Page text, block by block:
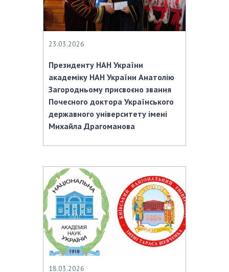
ЗАСІДАННЯ ПРЕЗИДІЇ НАН УКРАЇНИ
НАУКОВІ ВИДАННЯ
МЕДІА ПРО НАС
АКАДЕМІЯ КОМЕНТУЄ
КОНТАКТИ
ПРОФСПІЛКА НАН УКРАЇНИ
23.03.2026
Президенту НАН України
академіку НАН України Анатолію
Загородньому присвоєно звання
Почесного доктора Українського
державного університету імені
Михайла Драгоманова
18.03.2026